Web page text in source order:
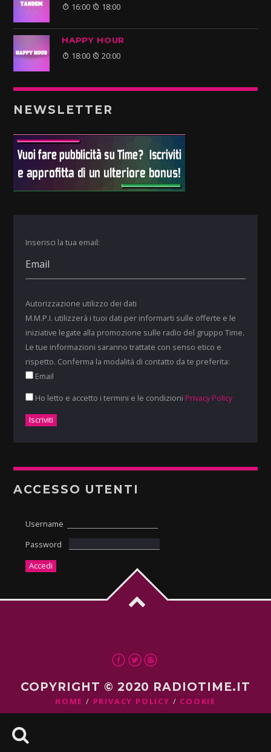
16:00 18:00
HAPPY HOUR
18:00 20:00
NEWSLETTER
Inserisci la tua email:
Autorizzazione utilizzo dei dati
M.M.P.I. utilizzerà i tuoi dati per informarti sulle offerte e le
iniziative legate alla promozione sulle radio del gruppo Time.
Le tue informazioni saranno trattate con senso etico e
rispetto. Conferma la modalità di contatto da te preferita:
Email
Ho letto e accetto i termini e le condizioni Privacy Policy
ACCESSO UTENTI
Username
Password
COPYRIGHT © 2020 RADIOTIME.IT
HOME PRIVACY POLICY COOKIE